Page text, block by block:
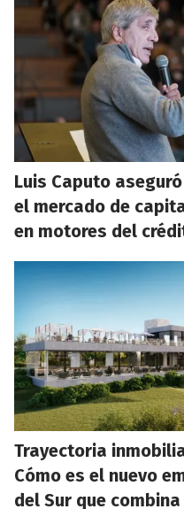
Luis Caputo
el mercado de
en motores del
Trayectoria
Cómo es el nuevo
del Sur que